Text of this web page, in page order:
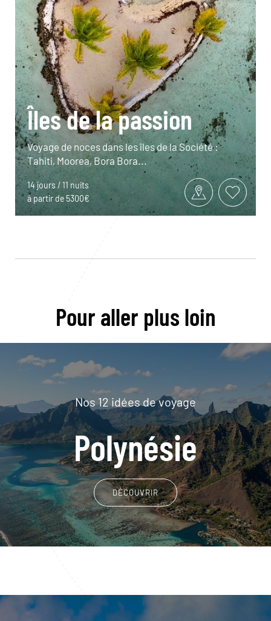
Îles de la passion
Voyage de noces dans les îles de la Société :
Tahiti, Moorea, Bora Bora...
14 jours / 11 nuits
à partir de 5300€
Pour aller plus loin
Nos 12 idées de voyage
Polynésie
DÉCOUVRIR